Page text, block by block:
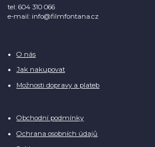
tel: 604 310 066
e-mail: info@filmfontana.cz
O nás
Jak nakupovat
Možnosti dopravy a plateb
Obchodní podmínky
Ochrana osobních údajů